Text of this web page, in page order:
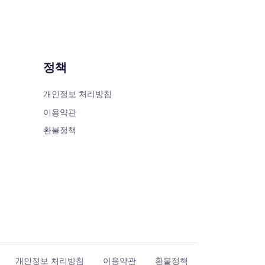
정책
개인정보 처리방침
이용약관
환불정책
개인정보 처리방침 이용약관 환불정책